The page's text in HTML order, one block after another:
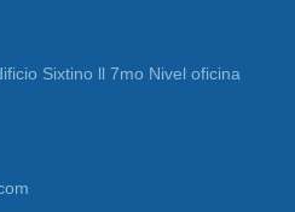
Sixtino ll 7mo Nivel oficina